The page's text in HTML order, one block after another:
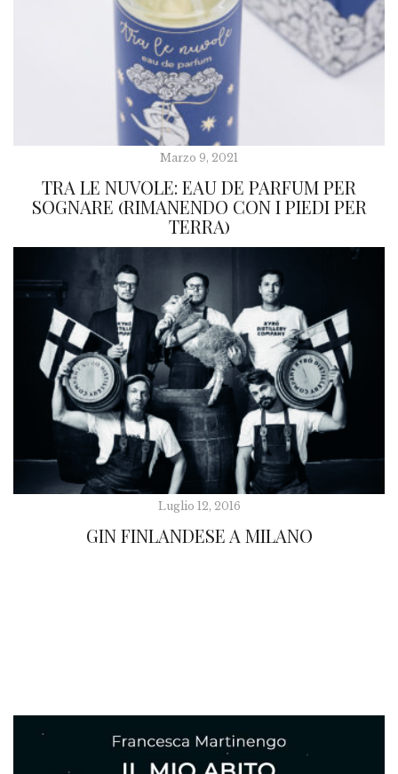
Marzo 9, 2021
TRA LE NUVOLE: EAU DE PARFUM PER
SOGNARE (RIMANENDO CON I PIEDI PER
TERRA)
Luglio 12, 2016
GIN FINLANDESE A MILANO